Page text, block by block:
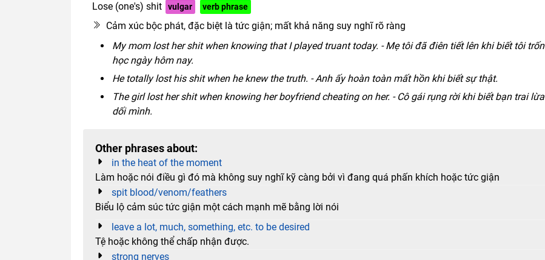
Lose (one's) shit vulgar verb phrase
Cảm xúc bộc phát, đặc biệt là tức giận; mất khả năng suy nghĩ rõ ràng
My mom lost her shit when knowing that I played truant today. - Mẹ tôi đã điên tiết lên khi biết tôi trốn
học ngày hôm nay.
He totally lost his shit when he knew the truth. - Anh ấy hoàn toàn mất hồn khi biết sự thật.
The girl lost her shit when knowing her boyfriend cheating on her. - Cô gái rụng rời khi biết bạn trai lừa
dối mình.
Other phrases about:
in the heat of the moment
Làm hoặc nói điều gì đó mà không suy nghĩ kỹ càng bởi vì đang quá phấn khích hoặc tức giận
spit blood/venom/feathers
Biểu lộ cảm súc tức giận một cách mạnh mẽ bằng lời nói
leave a lot, much, something, etc. to be desired
Tệ hoặc không thể chấp nhận được.
strong nerves